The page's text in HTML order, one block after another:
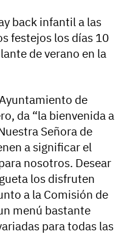
back infantil a las
festejos los días 10
de verano en la
de
da “la bienvenida a
Señora de
a significar el
nosotros. Desear
los disfruten
a la Comisión de
menú bastante
para todas las